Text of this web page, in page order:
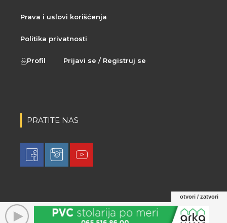
Prava i uslovi korišćenja
Politika privatnosti
Profil Prijavi se / Registruj se
PRATITE NAS
© 2021 LovaLova. All rights reserved.
otvori / zatvori